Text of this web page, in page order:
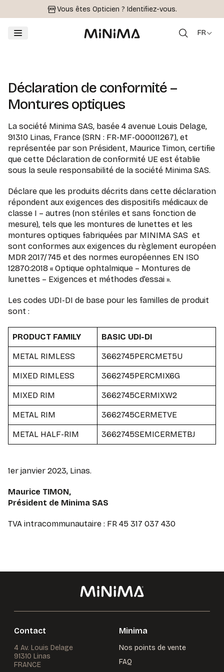
Vous êtes Opticien ? Identifiez-vous.
FR
Déclaration de conformité –
Montures optiques
La société Minima SAS, basée 4 avenue Louis Delage,
91310 Linas, France (SRN : FR-MF-000011267), et
représentée par son Président, Maurice Timon, certifie
que cette Déclaration de conformité UE est établie
sous la seule responsabilité de la société Minima SAS.
Déclare que les produits décrits dans cette déclaration
répondent aux exigences des dispositifs médicaux de
classe I – autres (non stériles et sans fonction de
mesure), tels que les montures de lunettes et les
montures optiques fabriquées par MINIMA SAS et
sont conformes aux exigences du règlement européen
MDR 2017/745 et des normes européennes EN ISO
12870:2018 « Optique ophtalmique – Montures de
lunettes – Exigences et méthodes d’essai ».
Les codes UDI-DI de base pour les familles de produit
sont :
PRODUCT FAMILY BASIC UDI-DI
METAL RIMLESS 3662745PERCMET5U
MIXED RIMLESS 3662745PERCMIX6G
MIXED RIM 3662745CERMIXW2
METAL RIM 3662745CERMETVE
METAL HALF-RIM 3662745SEMICERMETBJ
1er janvier 2023, Linas.
Maurice TIMON,
Président de Minima SAS
TVA intracommunautaire : FR 45 317 037 430
Contact
4 Av. Louis Delage
91310 Linas
FRANCE
Minima
Nos points de vente
FAQ